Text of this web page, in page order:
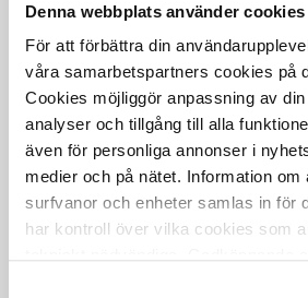
Denna webbplats använder cookies
För att förbättra din
våra samarbetspartners cookies på
Cookies möjliggör anpassning av
analyser och tillgång till alla
även för personliga annonser i
medier och på nätet. Information om
surfvanor och enheter samlas in för
har kontroll över vilka cookies som
Blindnit svart
Svart popnit med stort huvud -
Öppen